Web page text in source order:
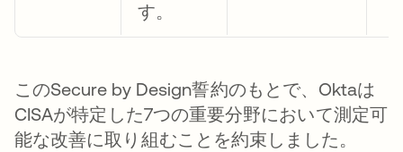
す。
このSecure by Design誓約のもとで、Oktaは
CISAが特定した7つの重要分野において測定可
能な改善に取り組むことを約束しました。